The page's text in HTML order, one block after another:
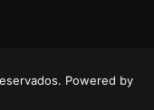
Powered by